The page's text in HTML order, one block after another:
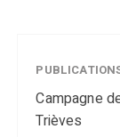
Campagne
Trièves